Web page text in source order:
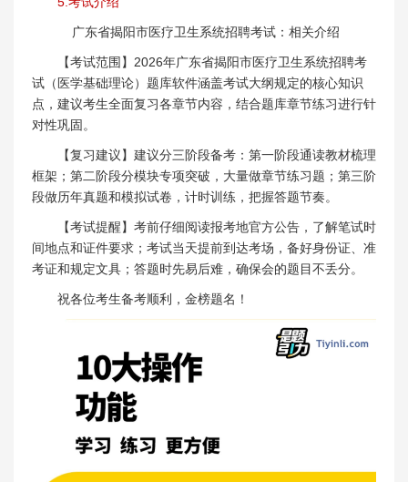
广东省揭阳市医疗卫生系统招聘考试：相关介绍
【考试范围】2026年广东省揭阳市医疗卫生系统招聘考
试（医学基础理论）题库软件涵盖考试大纲规定的核心知识
点，建议考生全面复习各章节内容，结合题库章节练习进行针
对性巩固。
【复习建议】建议分三阶段备考：第一阶段通读教材梳理
框架；第二阶段分模块专项突破，大量做章节练习题；第三阶
段做历年真题和模拟试卷，计时训练，把握答题节奏。
【考试提醒】考前仔细阅读报考地官方公告，了解笔试时
间地点和证件要求；考试当天提前到达考场，备好身份证、准
考证和规定文具；答题时先易后难，确保会的题目不丢分。
祝各位考生备考顺利，金榜题名！